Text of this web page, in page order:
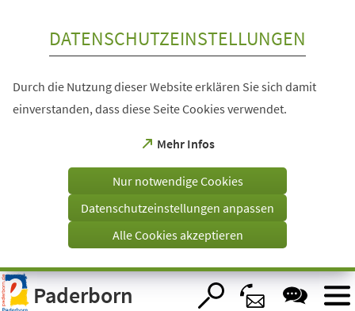
Visuelle
Assistenzsoftware
öffnen.
DATENSCHUTZEINSTELLUNGEN
Durch die Nutzung dieser Website erklären Sie sich damit
einverstanden, dass diese Seite Cookies verwendet.
Mehr Infos
(Öffnet
einem
Tab)
Nur notwendige Cookies
Datenschutzeinstellungen anpassen
Alle Cookies akzeptieren
Paderborn